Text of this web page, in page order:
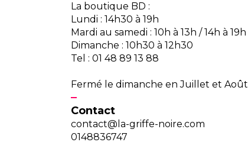
La boutique BD :
Lundi : 14h30 à 19h
Mardi au samedi : 10h à 13h / 14h à 19h
Dimanche : 10h30 à 12h30
Tel : 01 48 89 13 88
Fermé le dimanche en Juillet et Août
Contact
contact@la-griffe-noire.com
0148836747